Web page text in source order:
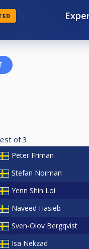
of3
Peter Friman
Stefan Norman
Yenn Shin Loi
Naveed Hasieb
Sven-Olov Bergqvist
Isa Nekzad